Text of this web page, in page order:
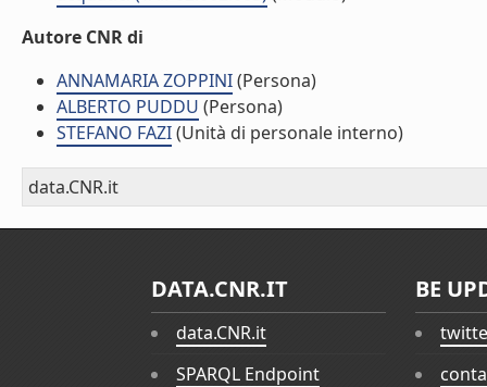
Autore CNR di
ANNAMARIA ZOPPINI(Persona)
ALBERTO PUDDU (Persona)
STEFANO FAZI(Unità di personale interno)
data.CNR.it
DATA.CNR.IT
data.CNR.it
SPARQL Endpoint
BE